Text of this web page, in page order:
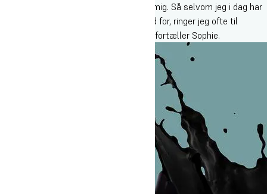
fundament og åbne en masse døre for mig. Så selvom jeg i dag har
mit pladeselskab, som jeg er super glad for, ringer jeg ofte til
Steffen for at sparre og få et godt råd”, fortæller Sophie.